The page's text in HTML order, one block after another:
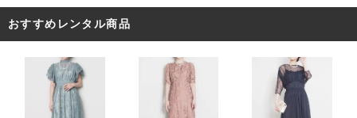
おすすめレンタル商品